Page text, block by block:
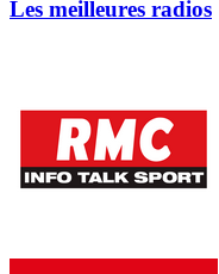
Les meilleures radios